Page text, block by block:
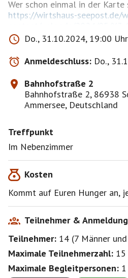
https://wirtshaus-seepost.de/
content/uploads/2024/05/
24_03_21_6Seiten.pdf
Wir freuen uns über eine bunt
gefühlt passenden Alter.
Uns persönlich bekannte und
werden bevorzugt bestätigt,
Michael & Themba
Schade, dass ich das
Do., 31.10.2024, 19:00 Uhr
Anmeldeschluss: Do.,
Bahnhofstraße 2
Bahnhofstraße 2, 86938
Ammersee, Deutschland
Treffpunkt
Im Nebenzimmer
Kosten
Kommt auf Euren Hunger an,
Teilnehmer & Anmeldung
Teilnehmer: 14 (7 Männer und
Maximale Teilnehmerzahl: 15
Maximale Begleitpersonen: 1